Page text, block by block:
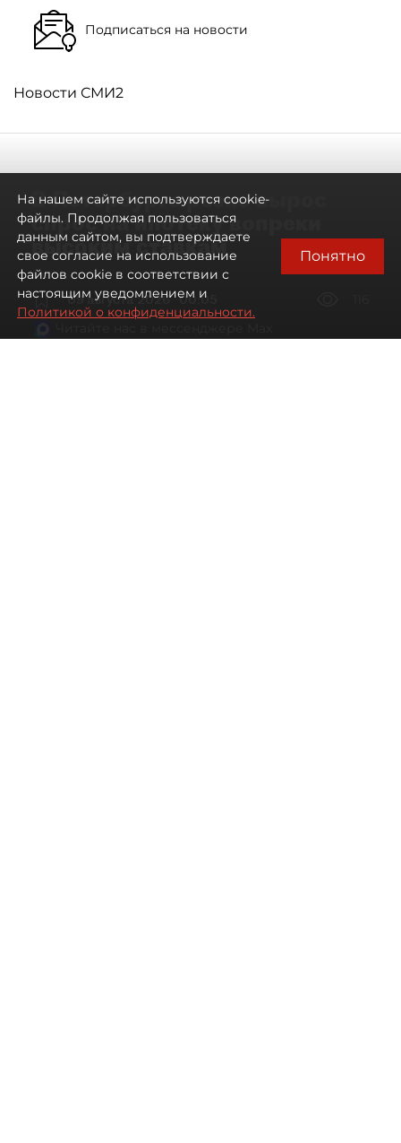
Подписаться на новости
Новости СМИ2
В Петербурге резко вырос
спрос на ипотеку вопреки
высоким ставкам
09 августа 2026 00:05
На нашем сайте используются cookie-
файлы. Продолжая пользоваться
данным сайтом, вы подтверждаете
свое согласие на использование
файлов cookie в соответствии с
настоящим уведомлением и
Политикой о конфиденциальности.
Понятно